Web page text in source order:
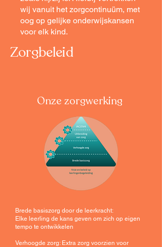
wij vanuit het zorgcontinuüm, met
oog op gelijke onderwijskansen
voor elk kind.
Zorgbeleid
Onze zorgwerking
Brede basiszorg door de leerkracht:
Elke leerling de kans geven om zich op eigen
tempo te ontwikkelen
Verhoogde zorg: Extra zorg voorzien voor